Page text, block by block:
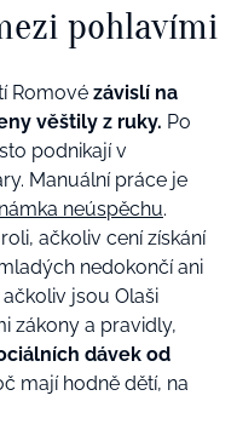
pohlavími
Romové závislí na
věštily z ruky. Po
podnikají v
Manuální práce je
neúspěchu.
ačkoliv cení získání
nedokončí ani
jsou Olaši
zákony a pravidly,
dávek od
mají hodně dětí, na